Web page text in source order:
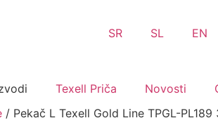
SR SL EN
Texell Priča Novosti
/ Pekač L Texell Gold Line TPGL-